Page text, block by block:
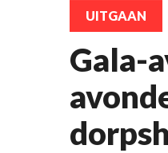
UITGAAN
Gala-